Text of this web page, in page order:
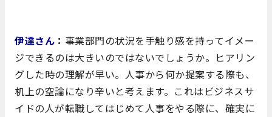
伊達さん ： 事業部門の状況を手触り感を持ってイメー
ジできるのは大きいのではないでしょうか。ヒアリン
グした時の理解が早い。人事から何か提案する際も、
机上の空論になり辛いと考えます。これはビジネスサ
イドの人が転職してはじめて人事をやる際に、確実に